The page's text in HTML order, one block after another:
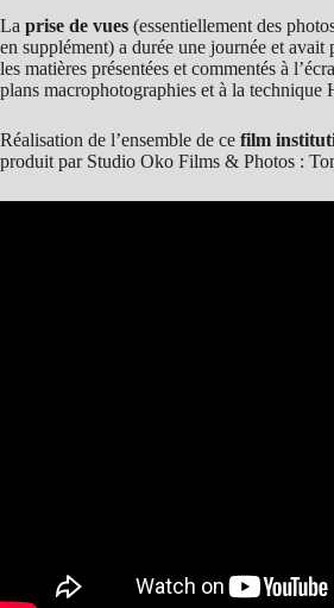
La prise de vues (essentiellement des
en supplément) a durée une journée et avait
les matières présentées et commentés à
plans macrophotographies et à la technique
Réalisation de l’ensemble de ce film
produit par Studio Oko Films & Photos :